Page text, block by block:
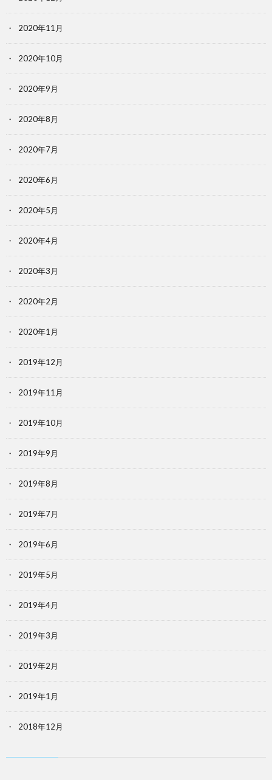
2020年11月
2020年10月
2020年9月
2020年8月
2020年7月
2020年6月
2020年5月
2020年4月
2020年3月
2020年2月
2020年1月
2019年12月
2019年11月
2019年10月
2019年9月
2019年8月
2019年7月
2019年6月
2019年5月
2019年4月
2019年3月
2019年2月
2019年1月
2018年12月